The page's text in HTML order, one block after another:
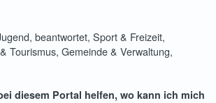
beantwortet, Sport & Freizeit,
Tourismus, Gemeinde & Verwaltung,
diesem Portal helfen, wo kann ich mich